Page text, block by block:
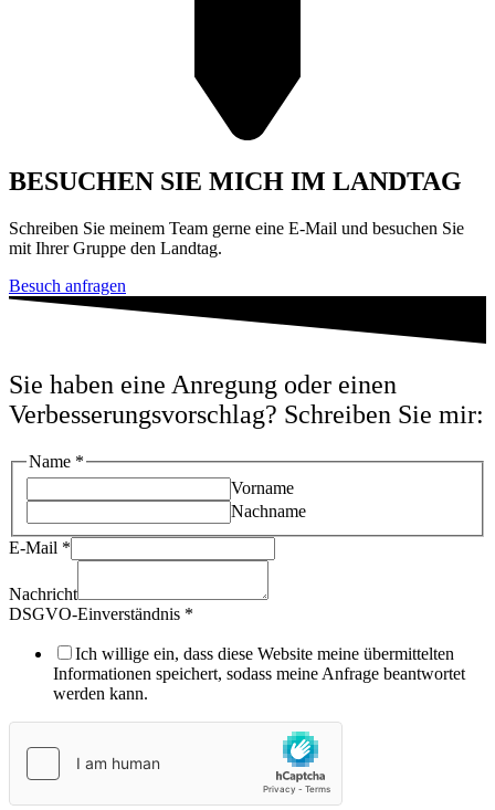
BESUCHEN SIE MICH IM LANDTAG
Schrei­ben Sie mei­nem Team ger­ne eine E‑Mail und besu­chen Sie
mit Ihrer Grup­pe den Landtag.
Besuch anfra­gen
Sie haben eine Anregung oder einen
Verbesserungsvorschlag? Schreiben Sie mir:
Name *
Vor­na­me
Nach­na­me
E‑Mail *
Nach­richt
DSGVO-Ein­ver­ständ­nis *
Ich wil­li­ge ein, dass die­se Web­site mei­ne über­mit­tel­ten
Infor­ma­tio­nen spei­chert, sodass mei­ne Anfra­ge beant­wor­tet
wer­den kann.